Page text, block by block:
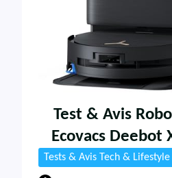
Test & Avis
Ecovacs Deebot
Tests & Avis Tech & Lifestyle